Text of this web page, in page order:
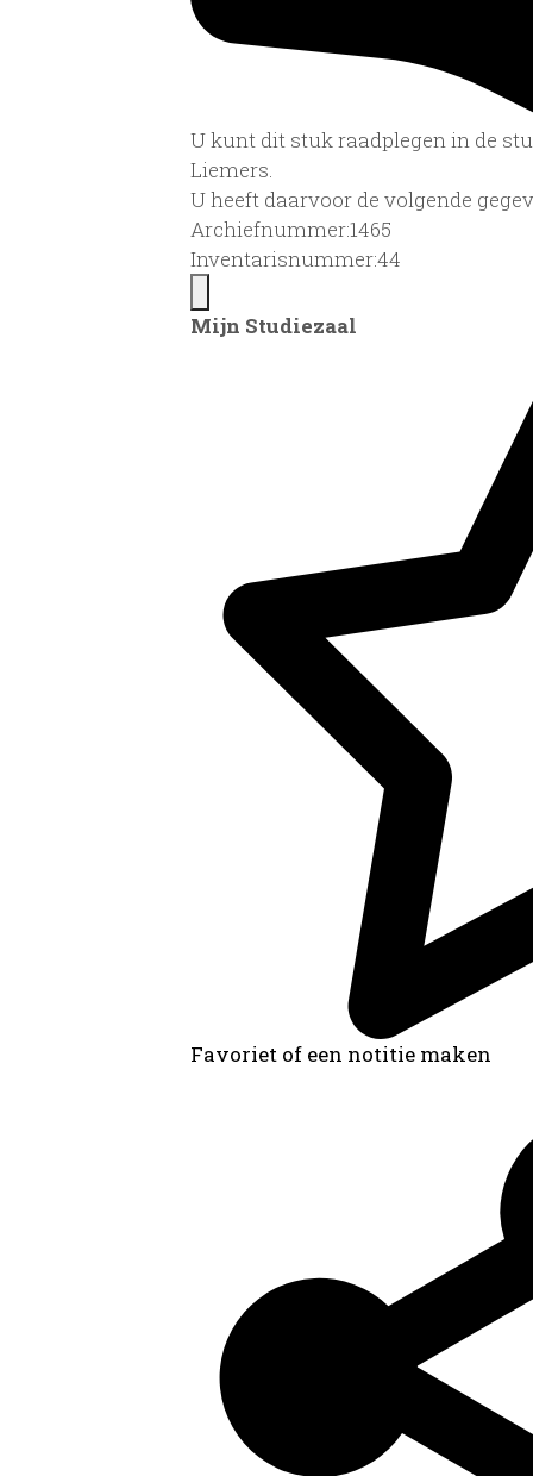
U kunt dit stuk raadplegen in de
Liemers.
U heeft daarvoor de volgende
Archiefnummer:1465
Inventarisnummer:44
Mijn Studiezaal
Favoriet of een notitie maken